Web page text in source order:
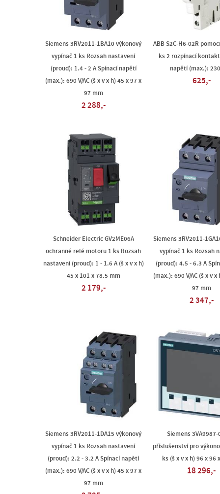
Siemens 3RV2011-1BA10 výkonový
vypínač 1 ks Rozsah nastavení
(proud): 1.4 - 2 A Spínací napětí
(max.): 690 V/AC (š x v x h) 45 x 97 x
97 mm
2 288,-
ABB S2C-H6-02R
ks 2 rozpínací
napětí (max.): 230
625,-
Schneider Electric GV2ME06A
ochranné relé motoru 1 ks Rozsah
nastavení (proud): 1 - 1.6 A (š x v x h)
45 x 101 x 78.5 mm
2 179,-
Siemens 3RV2011-
vypínač 1 ks Rozsah
(proud): 4.5 - 6.3 A
(max.): 690 V/AC (š x v x
97 mm
2 347,-
Siemens 3RV2011-1DA15 výkonový
vypínač 1 ks Rozsah nastavení
(proud): 2.2 - 3.2 A Spínací napětí
(max.): 690 V/AC (š x v x h) 45 x 97 x
97 mm
Siemens 3VA9987-
příslušenství pro
ks (š x v x h) 96 x 96
18 296,-